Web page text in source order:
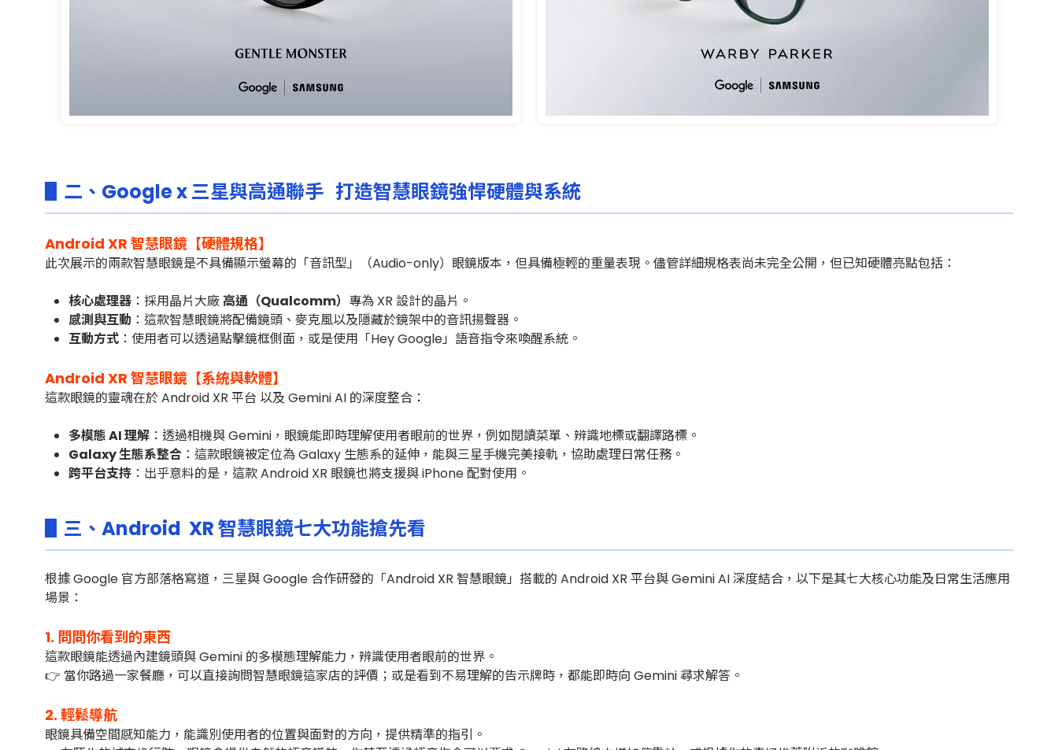
▋二、Google x 三星與高通聯手 打造智慧眼鏡強悍硬體與系統
Android XR 智慧眼鏡【硬體規格】
此次展示的兩款智慧眼鏡是不具備顯示螢幕的「音訊型」（Audio-only）眼鏡版本，但具備極輕的重量表現。儘管詳細規格表尚未完全公開，但已知硬體亮點包括：
核心處理器 ：採用晶片大廠高通（Qualcomm） 專為 XR 設計的晶片。
感測與互動 ：這款智慧眼鏡將配備鏡頭、麥克風以及隱藏於鏡架中的音訊揚聲器。
互動方式 ：使用者可以透過點擊鏡框側面，或是使用「Hey Google」語音指令來喚醒系統。
Android XR 智慧眼鏡【系統與軟體】
這款眼鏡的靈魂在於 Android XR 平台 以及 Gemini AI 的深度整合：
多模態 AI 理解 ：透過相機與 Gemini，眼鏡能即時理解使用者眼前的世界，例如閱讀菜單、辨識地標或翻譯路標。
Galaxy 生態系整合 ：這款眼鏡被定位為 Galaxy 生態系的延伸，能與三星手機完美接軌，協助處理日常任務。
跨平台支持 ：出乎意料的是，這款 Android XR 眼鏡也將支援與 iPhone 配對使用。
▋三、Android XR 智慧眼鏡七大功能搶先看
根據 Google 官方部落格寫道，三星與 Google 合作研發的「Android XR 智慧眼鏡」搭載的 Android XR 平台與 Gemini AI 深度結合，以下是其七大核心功能及日常生活應用
場景：
1. 問問你看到的東西
這款眼鏡能透過內建鏡頭與 Gemini 的多模態理解能力，辨識使用者眼前的世界。
👉 當你路過一家餐廳，可以直接詢問智慧眼鏡這家店的評價；或是看到不易理解的告示牌時，都能即時向 Gemini 尋求解答。
2. 輕鬆導航
眼鏡具備空間感知能力，能識別使用者的位置與面對的方向，提供精準的指引。